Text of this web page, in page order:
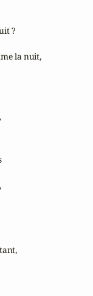
?
la nuit,